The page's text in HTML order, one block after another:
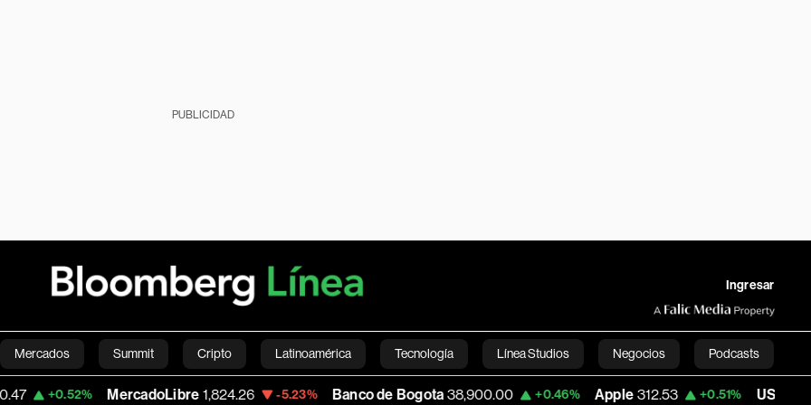
PUBLICIDAD
Ingresar
Mercados Summit Cripto Latinoamérica Tecnología Línea Studios Negocios Podcasts
Economía Estilo de vida Mundo Videos English
MercadoLibre 1,824.26 -5.23% Banco de Bogota 38,900.00 +0.46% Apple 312.53 +0.51% USD COP 3,159.39